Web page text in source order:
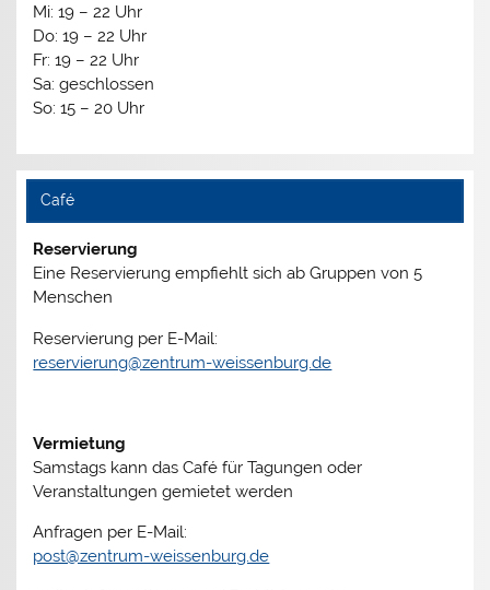
Mi: 19 – 22 Uhr
Do: 19 – 22 Uhr
Fr: 19 – 22 Uhr
Sa: geschlossen
So: 15 – 20 Uhr
Café
Reservierung
Eine Reservierung empfiehlt sich ab Gruppen von 5
Menschen
Reservierung per E-Mail:
reservierung@zentrum-weissenburg.de
Vermietung
Samstags kann das Café für Tagungen oder
Veranstaltungen gemietet werden
Anfragen per E-Mail:
post@zentrum-weissenburg.de